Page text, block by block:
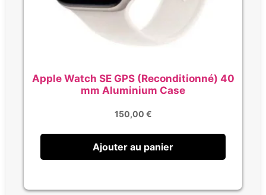
Apple Watch SE GPS (Reconditionné) 40
mm Aluminium Case
150,00 €
Ajouter au panier